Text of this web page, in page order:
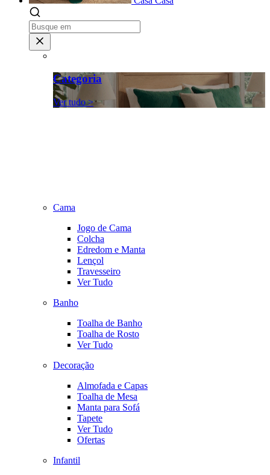
Categoria
Ver tudo >
Cama
Jogo de Cama
Colcha
Edredom e Manta
Lençol
Travesseiro
Ver Tudo
Banho
Toalha de Banho
Toalha de Rosto
Ver Tudo
Decoração
Almofada e Capas
Toalha de Mesa
Manta para Sofá
Tapete
Ver Tudo
Ofertas
Infantil